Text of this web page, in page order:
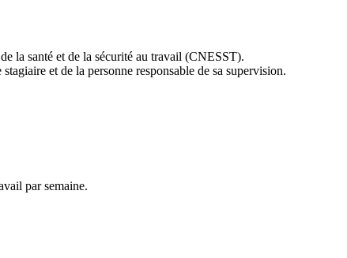
la santé et de la sécurité au travail (CNESST).
et de la personne responsable de sa supervision.
par semaine.